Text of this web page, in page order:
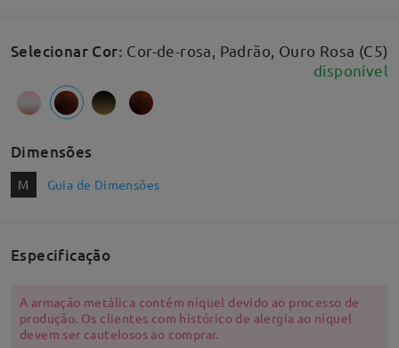
Selecionar Cor: Cor-de-rosa, Padrão, Ouro Rosa (C5)
disponível
Dimensões
M Guia de Dimensões
Especificação
A armação metálica contém níquel devido ao processo de
produção. Os clientes com histórico de alergia ao níquel
devem ser cautelosos ao comprar.